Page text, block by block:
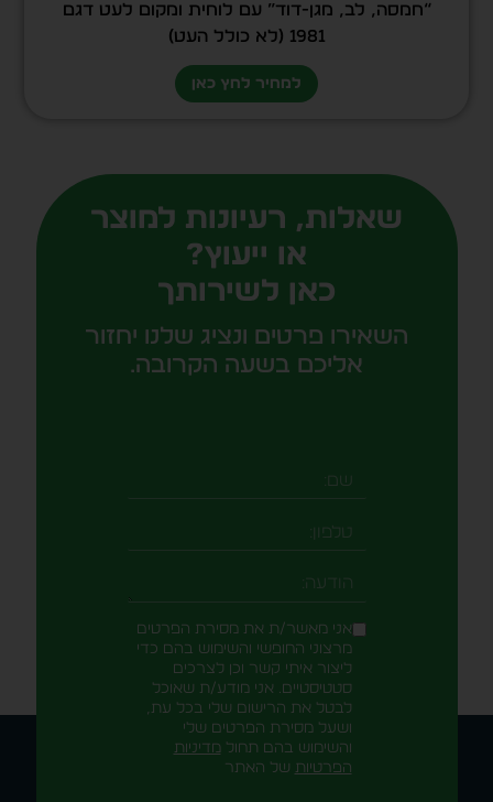
“חמסה, לב, מגן-דוד” עם לוחית ומקום לעט דגם
1981 (לא כולל העט)
למחיר לחץ כאן
שאלות, רעיונות למוצר
או ייעוץ?
כאן לשירותך
השאירו פרטים ונציג שלנו יחזור
אליכם בשעה הקרובה.
שם
טלפון
הודעה
אני מאשר/ת את מסירת הפרטים
מרצוני החופשי והשימוש בהם כדי
ליצור איתי קשר וכן לצרכים
סטטיסטיים. אני מודע/ת שאוכל
לבטל את הרישום שלי בכל עת,
ושעל מסירת הפרטים שלי
והשימוש בהם תחול מדיניות
הפרטיות של האתר